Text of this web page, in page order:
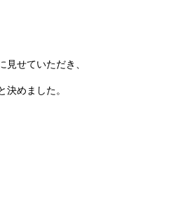
せていただき、
めました。